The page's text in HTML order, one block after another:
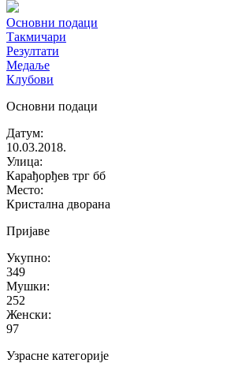
Основни подаци
Такмичари
Резултати
Медаље
Клубови
Основни подаци
Датум:
10.03.2018.
Улица:
Карађорђев трг бб
Место:
Кристална дворана
Пријаве
Укупно:
349
Мушки:
252
Женски:
97
Узрасне категорије